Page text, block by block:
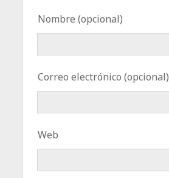
Nombre (opcional)
Correo electrónico (opcional)
Web